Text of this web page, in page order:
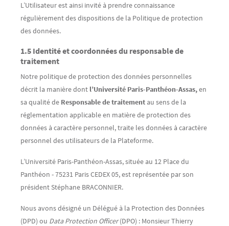
L’Utilisateur est ainsi invité à prendre connaissance
régulièrement des dispositions de la Politique de protection
des données.
1.5 Identité et coordonnées du responsable de
traitement
Notre politique de protection des données personnelles
décrit la manière dont l’Université Paris-Panthéon-Assas,en
sa qualité de Responsable de traitement au sens de la
réglementation applicable en matière de protection des
données à caractère personnel, traite les données à caractère
personnel des utilisateurs de la Plateforme.
L’Université Paris-Panthéon-Assas, située au 12 Place du
Panthéon - 75231 Paris CEDEX 05, est représentée par son
président Stéphane BRACONNIER.
Nous avons désigné un Délégué à la Protection des Données
(DPD) ou Data Protection Officer(DPO) : Monsieur Thierry